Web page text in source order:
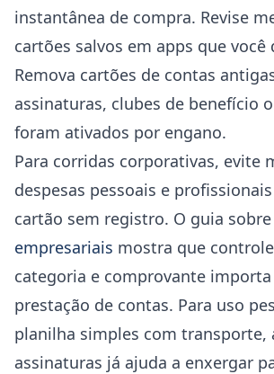
instantânea de compra. Revise
cartões salvos em apps que você
Remova cartões de contas
assinaturas, clubes de benefício
foram ativados por engano.
Para corridas corporativas, evite
despesas pessoais e
cartão sem registro. O guia sobre
empresariais mostra que
categoria e comprovante
prestação de contas. Para uso
planilha simples com transporte,
assinaturas já ajuda a enxergar